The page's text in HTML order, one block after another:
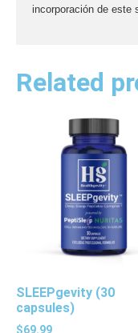
incorporación de este
Related
SLEEPgevity (30
capsules)
$69.99